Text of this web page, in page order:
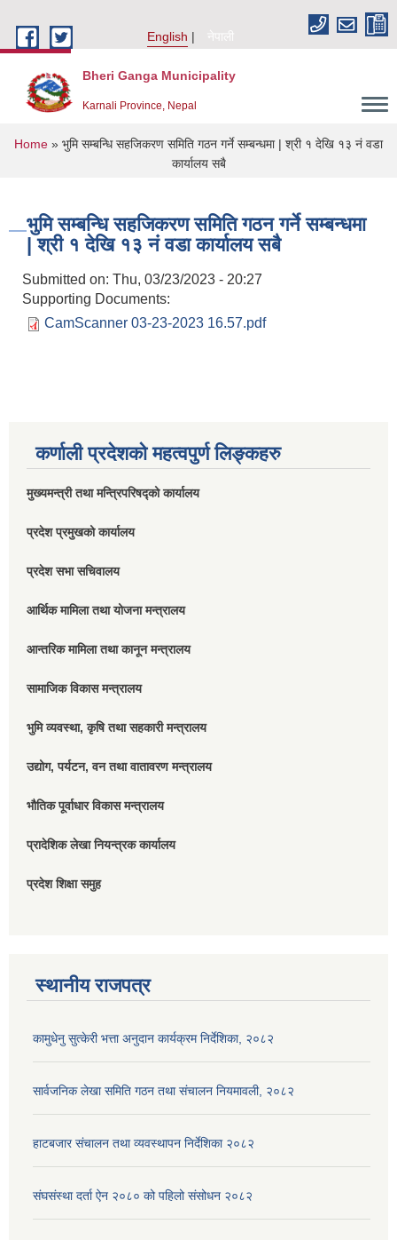
English
नेपाली
Bheri Ganga Municipality
Karnali Province, Nepal
You are here
Home » भुमि सम्बन्धि सहजिकरण समिति गठन गर्ने सम्बन्धमा | श्री १ देखि १३ नं वडा
कार्यालय सबै
भुमि सम्बन्धि सहजिकरण समिति गठन गर्ने सम्बन्धमा
| श्री १ देखि १३ नं वडा कार्यालय सबै
Submitted on: Thu, 03/23/2023 - 20:27
Supporting Documents:
CamScanner 03-23-2023 16.57.pdf
कर्णाली प्रदेशको महत्वपुर्ण लिङ्कहरु
मुख्यमन्त्री तथा मन्त्रिपरिषद्को कार्यालय
प्रदेश प्रमुखको कार्यालय
प्रदेश सभा सचिवालय
आर्थिक मामिला तथा योजना मन्त्रालय
आन्तरिक मामिला तथा कानून मन्त्रालय
सामाजिक विकास मन्त्रालय
भुमि व्यवस्था, कृषि तथा सहकारी मन्त्रालय
उद्योग, पर्यटन, वन तथा वातावरण मन्त्रालय
भौतिक पूर्वाधार विकास मन्त्रालय
प्रादेशिक लेखा नियन्त्रक कार्यालय
प्रदेश शिक्षा समुह
स्थानीय राजपत्र
कामुधेनु सुत्केरी भत्ता अनुदान कार्यक्रम निर्देशिका, २०८२
सार्वजनिक लेखा समिति गठन तथा संचालन नियमावली, २०८२
हाटबजार संचालन तथा व्यवस्थापन निर्देशिका २०८२
संघसंस्था दर्ता ऐन २०८० को पहिलो संसोधन २०८२